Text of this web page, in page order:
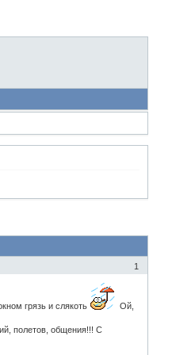
1
грязь и слякоть Ой,
полетов, общения!!! С